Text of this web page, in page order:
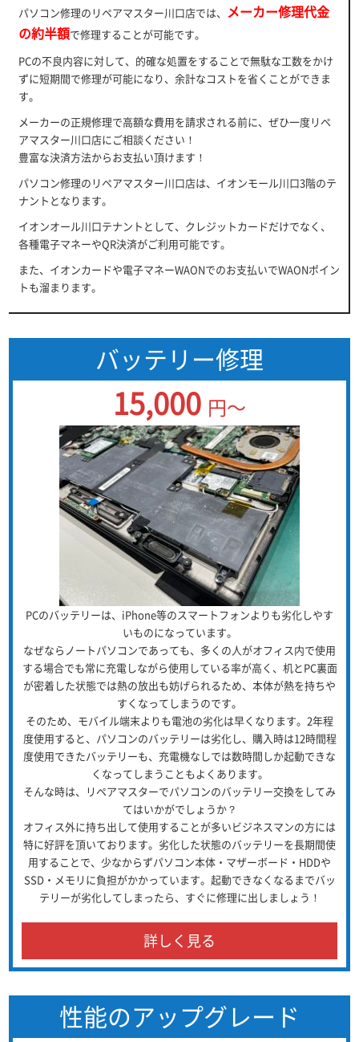
パソコン修理のリペアマスター川口店では、
メーカー修理代金
の約半額で修理することが可能です。
PCの不良内容に対して、的確な処置をすることで無駄な工数をかけ
ずに短期間で修理が可能になり、余計なコストを省くことができま
す。
メーカーの正規修理で高額な費用を請求される前に、ぜひ一度リペ
アマスター川口店にご相談ください！
豊富な決済方法からお支払い頂けます！
パソコン修理のリペアマスター川口店は、イオンモール川口3階のテ
ナントとなります。
イオンオール川口テナントとして、クレジットカードだけでなく、
各種電子マネーやQR決済がご利用可能です。
また、イオンカードや電子マネーWAONでのお支払いでWAONポイン
トも溜まります。
バッテリー修理
15,000 円～
PCのバッテリーは、iPhone等のスマートフォンよりも劣化しやす
いものになっています。
なぜならノートパソコンであっても、多くの人がオフィス内で使用
する場合でも常に充電しながら使用している率が高く、机とPC裏面
が密着した状態では熱の放出も妨げられるため、本体が熱を持ちや
すくなってしまうのです。
そのため、モバイル端末よりも電池の劣化は早くなります。2年程
度使用すると、パソコンのバッテリーは劣化し、購入時は12時間程
度使用できたバッテリーも、充電機なしでは数時間しか起動できな
くなってしまうこともよくあります。
そんな時は、リペアマスターでパソコンのバッテリー交換をしてみ
てはいかがでしょうか？
オフィス外に持ち出して使用することが多いビジネスマンの方には
特に好評を頂いております。劣化した状態のバッテリーを長期間使
用することで、少なからずパソコン本体・マザーボード・HDDや
SSD・メモリに負担がかかっています。起動できなくなるまでバッ
テリーが劣化してしまったら、すぐに修理に出しましょう！
詳しく見る
性能のアップグレード